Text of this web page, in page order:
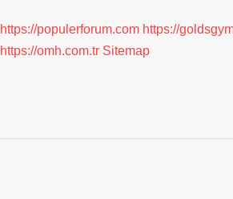
https://populerforum.com https://
https://omh.com.tr Sitemap